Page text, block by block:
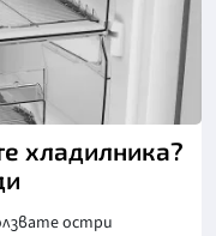
хладилника?
остри